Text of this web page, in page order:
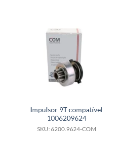
Impulsor 9T compatível
1006209624
SKU: 6200.9624-COM